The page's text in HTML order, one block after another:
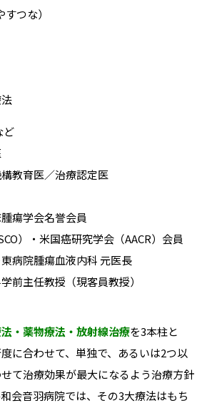
すつな）
ど
教育医／治療認定医
瘍学会名誉会員
）・米国癌研究学会（AACR）会員
病院腫瘍血液内科 元医長
前主任教授（現客員教授）
・薬物療法・放射線治療を3本柱と
に合わせて、単独で、あるいは2つ以
て治療効果が最大になるよう治療方針
会音羽病院では、その3大療法はもち